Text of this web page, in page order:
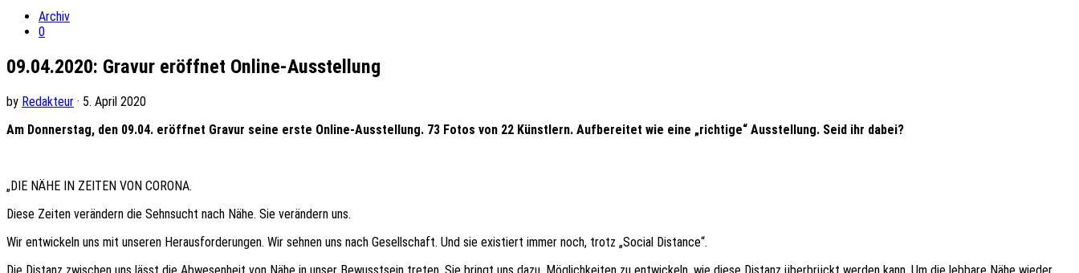
Archiv
0
09.04.2020: Gravur eröffnet Online-Ausstellung
by Redakteur · 5. April 2020
Am Donnerstag, den 09.04. eröffnet Gravur seine erste Online-Ausstellung. 73 Fotos von 22 Künstlern. Aufbereitet wie eine „richtige“ Ausstellung. Seid ihr dabei?
„DIE NÄHE IN ZEITEN VON CORONA.
Diese Zeiten verändern die Sehnsucht nach Nähe. Sie verändern uns.
Wir entwickeln uns mit unseren Herausforderungen. Wir sehnen uns nach Gesellschaft. Und sie existiert immer noch, trotz „Social Distance“.